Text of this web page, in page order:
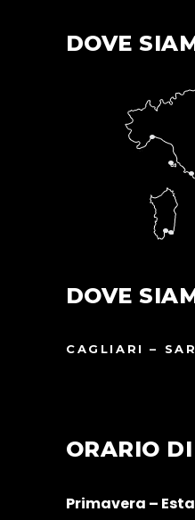
DOVE
DOVE
CAGLIARI –
ORARIO
Primavera –